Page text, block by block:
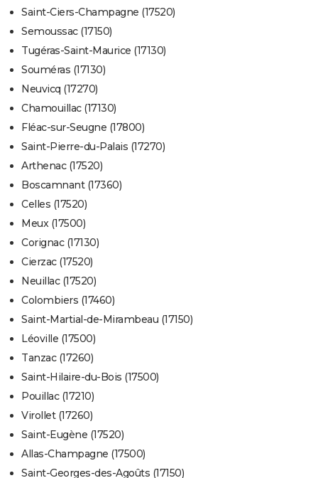
Saint-Ciers-Champagne (17520)
Semoussac (17150)
Tugéras-Saint-Maurice (17130)
Souméras (17130)
Neuvicq (17270)
Chamouillac (17130)
Fléac-sur-Seugne (17800)
Saint-Pierre-du-Palais (17270)
Arthenac (17520)
Boscamnant (17360)
Celles (17520)
Meux (17500)
Corignac (17130)
Cierzac (17520)
Neuillac (17520)
Colombiers (17460)
Saint-Martial-de-Mirambeau (17150)
Léoville (17500)
Tanzac (17260)
Saint-Hilaire-du-Bois (17500)
Pouillac (17210)
Virollet (17260)
Saint-Eugène (17520)
Allas-Champagne (17500)
Saint-Georges-des-Agoûts (17150)